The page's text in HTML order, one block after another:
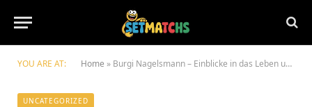
YOU ARE AT: Home » Burgi Nagelsmann – Einblicke in das Leben und Wirken
UNCATEGORIZED